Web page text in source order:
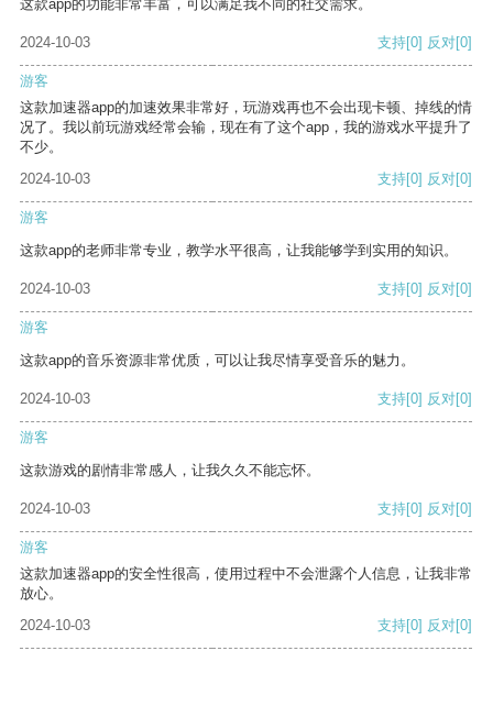
这款app的功能非常丰富，可以满足我不同的社交需求。
2024-10-03 支持[0] 反对[0]
游客
这款加速器app的加速效果非常好，玩游戏再也不会出现卡顿、掉线的情
况了。我以前玩游戏经常会输，现在有了这个app，我的游戏水平提升了
不少。
2024-10-03
支持[0] 反对[0]
游客
这款app的老师非常专业，教学水平很高，让我能够学到实用的知识。
2024-10-03 支持[0] 反对[0]
游客
这款app的音乐资源非常优质，可以让我尽情享受音乐的魅力。
2024-10-03 支持[0] 反对[0]
游客
这款游戏的剧情非常感人，让我久久不能忘怀。
2024-10-03 支持[0] 反对[0]
游客
这款加速器app的安全性很高，使用过程中不会泄露个人信息，让我非常
放心。
2024-10-03
支持[0] 反对[0]